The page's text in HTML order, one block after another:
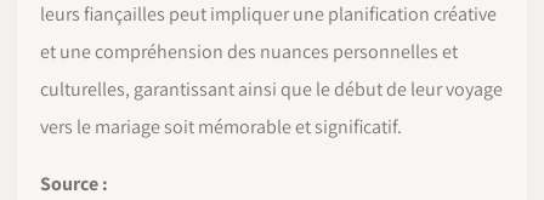
leurs fiançailles peut impliquer une planification créative
et une compréhension des nuances personnelles et
culturelles, garantissant ainsi que le début de leur voyage
vers le mariage soit mémorable et significatif.
Source :